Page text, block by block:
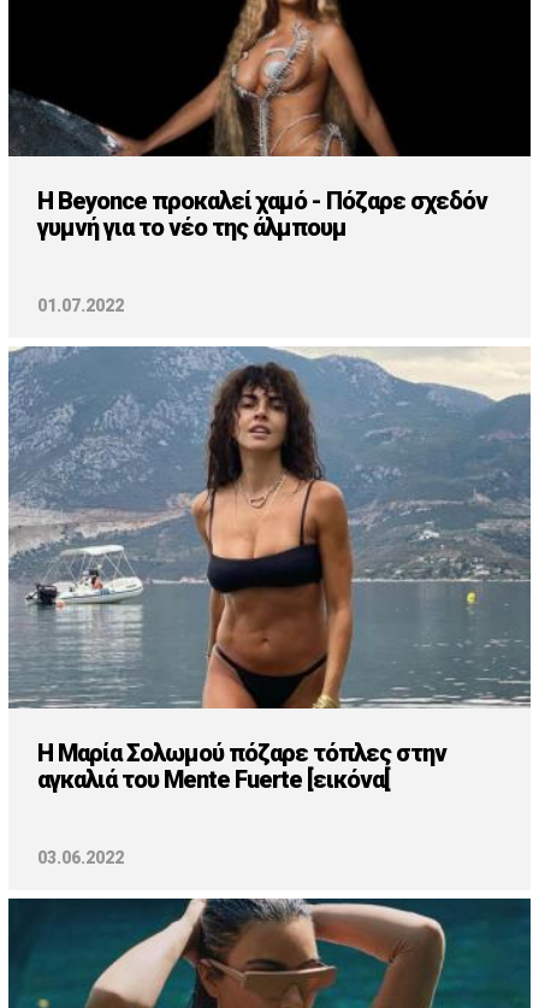
H Beyonce προκαλεί χαμό - Πόζαρε σχεδόν
γυμνή για το νέο της άλμπουμ
01.07.2022
Η Μαρία Σολωμού πόζαρε τόπλες στην
αγκαλιά του Mente Fuerte [εικόνα[
03.06.2022